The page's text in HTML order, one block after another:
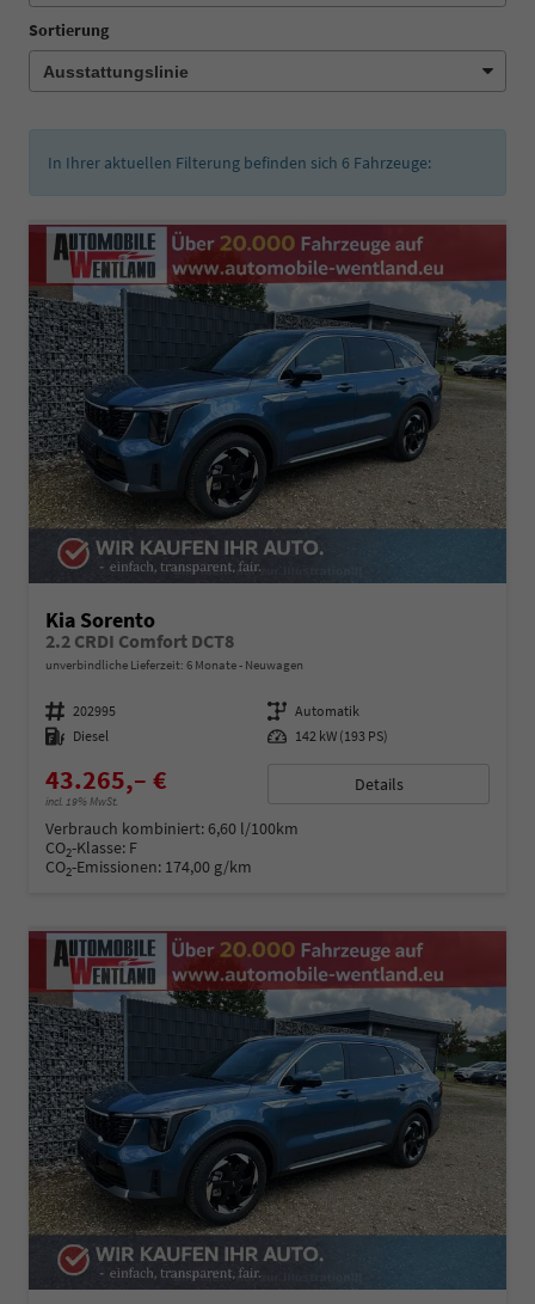
Sortierung
In Ihrer aktuellen Filterung befinden sich 6 Fahrzeuge:
Kia Sorento
2.2 CRDI Comfort DCT8
unverbindliche Lieferzeit: 6 Monate Neuwagen
Fahrzeugnummer 202995 Getriebe Automatik
Kraftstoff Diesel Leistung 142 kW (193 PS)
43.265,– €
incl. 19% MwSt.
Details
Verbrauch kombiniert:6,60 l/100km
CO2-Klasse: F
CO2-Emissionen: 174,00 g/km